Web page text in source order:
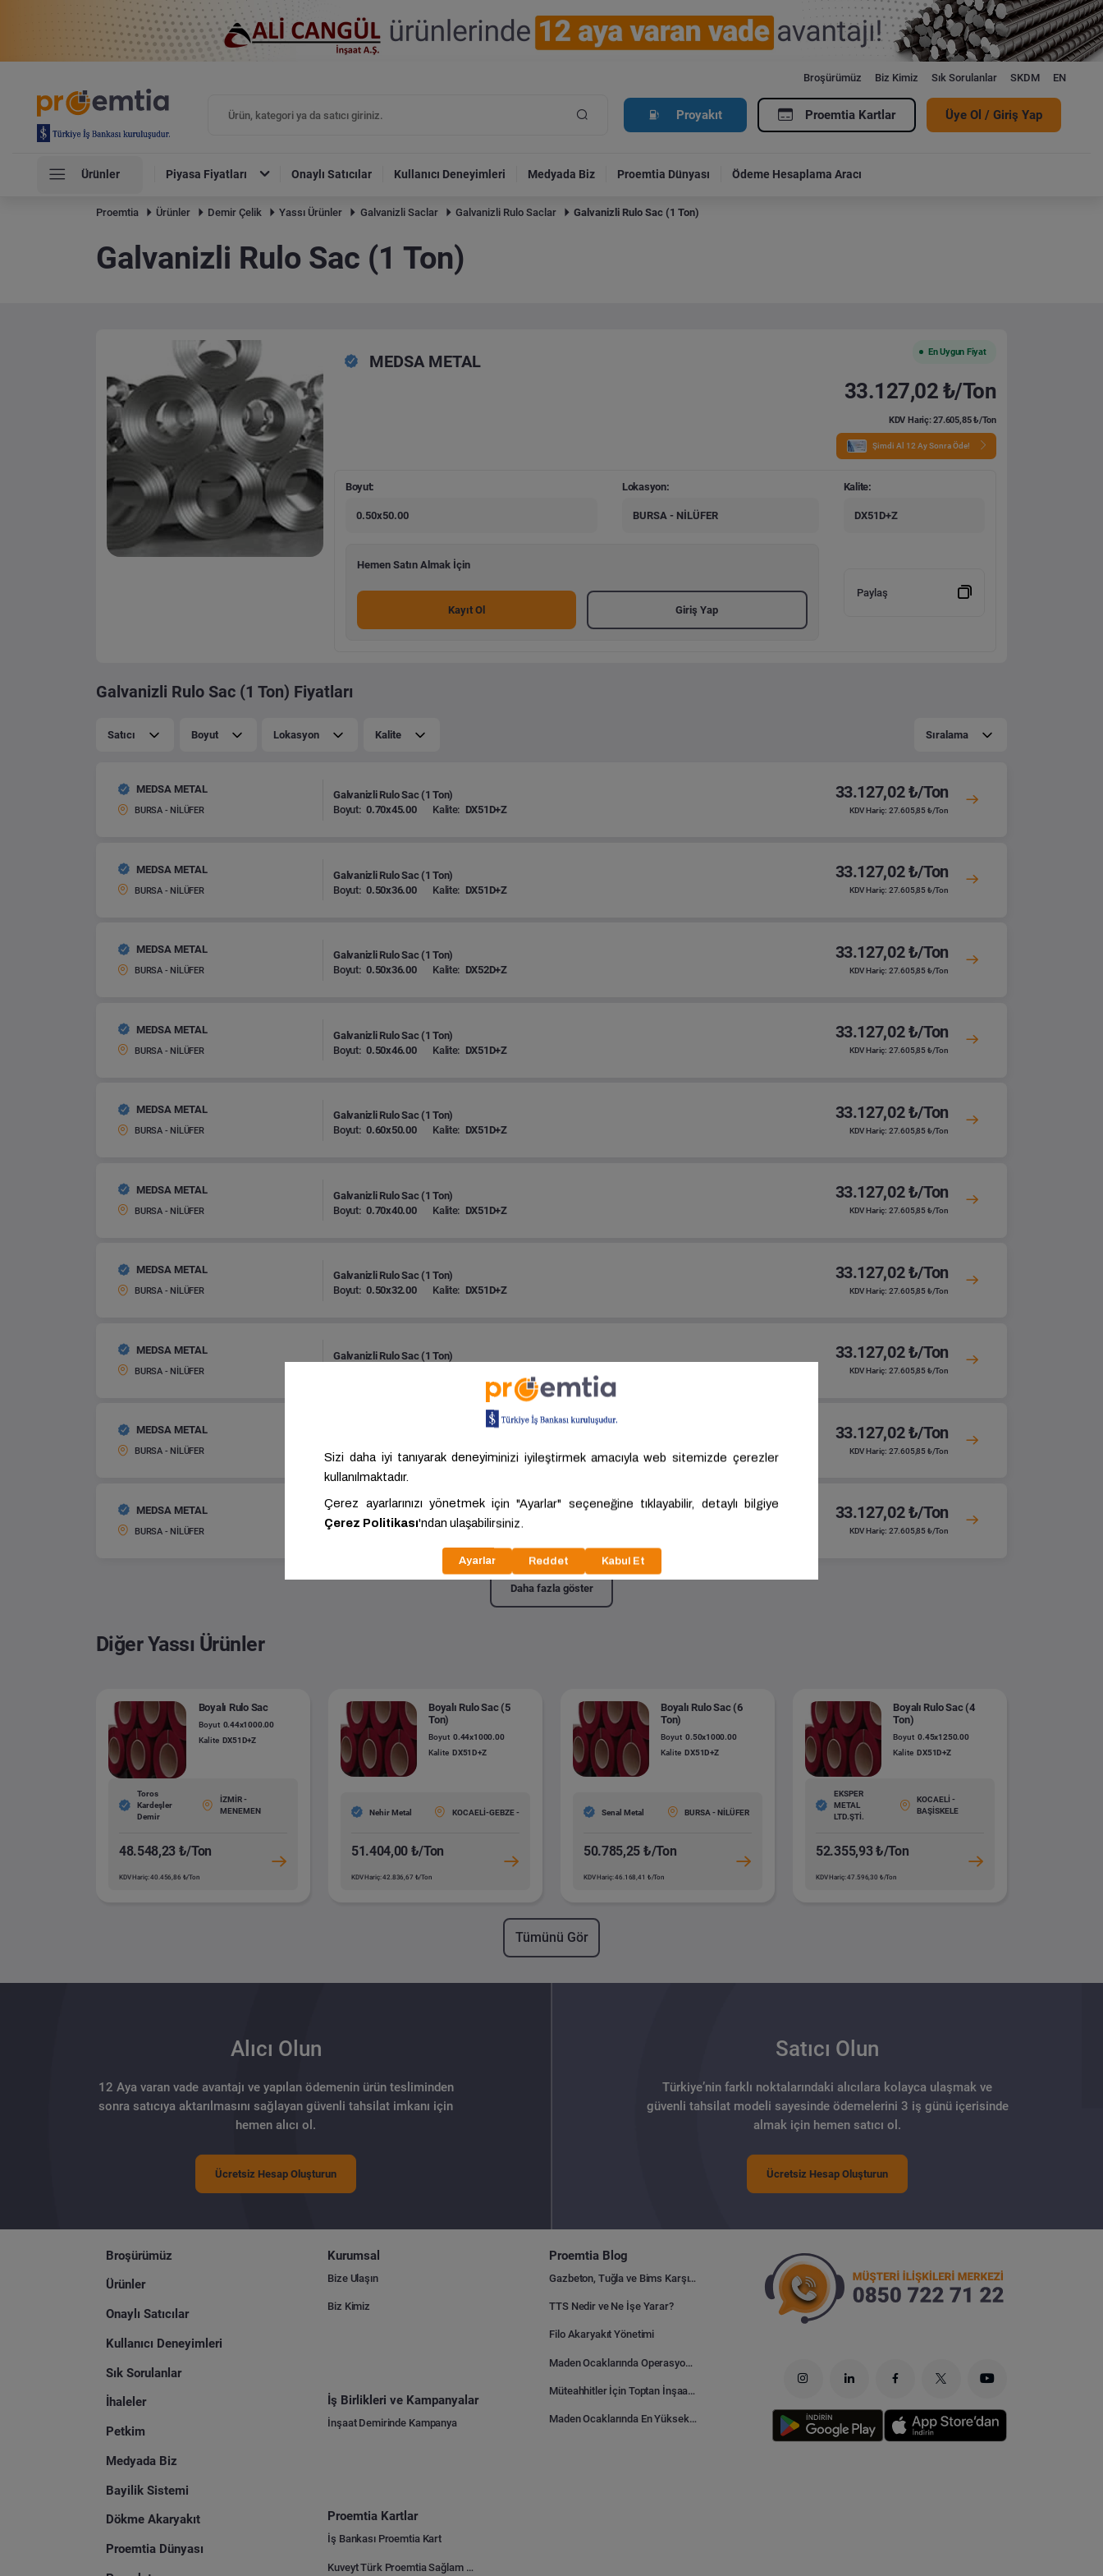
Broşürümüz Biz Kimiz Sık Sorulanlar SKDM EN
Proyakıt Proemtia Kartlar Üye Ol / Giriş Yap
Ürünler Piyasa Fiyatları Onaylı Satıcılar Kullanıcı Deneyimleri Medyada Biz Proemtia Dünyası Ödeme Hesaplama Aracı
Proemtia Ürünler Demir Çelik Yassı Ürünler Galvanizli Saclar Galvanizli Rulo Saclar Galvanizli Rulo Sac (1 Ton)
Galvanizli Rulo Sac (1 Ton)
MEDSA METAL
En Uygun Fiyat
33.127,02 ₺/Ton
KDV Hariç: 27.605,85 ₺/Ton
Şimdi Al 12 Ay Sonra Öde!
Boyut:
0.50x50.00
Lokasyon:
BURSA - NİLÜFER
Kalite:
DX51D+Z
Hemen Satın Almak İçin
Kayıt Ol Giriş Yap
Paylaş
Galvanizli Rulo Sac (1 Ton) Fiyatları
Satıcı Boyut Lokasyon Kalite Sıralama
MEDSA METAL
BURSA - NİLÜFER
Galvanizli Rulo Sac (1 Ton)
Boyut: 0.70x45.00 Kalite: DX51D+Z
33.127,02 ₺/Ton
KDV Hariç: 27.605,85 ₺/Ton
MEDSA METAL
BURSA - NİLÜFER
Galvanizli Rulo Sac (1 Ton)
Boyut: 0.50x36.00 Kalite: DX51D+Z
33.127,02 ₺/Ton
KDV Hariç: 27.605,85 ₺/Ton
MEDSA METAL
BURSA - NİLÜFER
Galvanizli Rulo Sac (1 Ton)
Boyut: 0.50x36.00 Kalite: DX52D+Z
33.127,02 ₺/Ton
KDV Hariç: 27.605,85 ₺/Ton
MEDSA METAL
BURSA - NİLÜFER
Galvanizli Rulo Sac (1 Ton)
Boyut: 0.50x46.00 Kalite: DX51D+Z
33.127,02 ₺/Ton
KDV Hariç: 27.605,85 ₺/Ton
MEDSA METAL
BURSA - NİLÜFER
Galvanizli Rulo Sac (1 Ton)
Boyut: 0.60x50.00 Kalite: DX51D+Z
33.127,02 ₺/Ton
KDV Hariç: 27.605,85 ₺/Ton
MEDSA METAL
BURSA - NİLÜFER
Galvanizli Rulo Sac (1 Ton)
Boyut: 0.70x40.00 Kalite: DX51D+Z
33.127,02 ₺/Ton
KDV Hariç: 27.605,85 ₺/Ton
MEDSA METAL
BURSA - NİLÜFER
Galvanizli Rulo Sac (1 Ton)
Boyut: 0.50x32.00 Kalite: DX51D+Z
33.127,02 ₺/Ton
KDV Hariç: 27.605,85 ₺/Ton
MEDSA METAL
BURSA - NİLÜFER
Galvanizli Rulo Sac (1 Ton)
33.127,02 ₺/Ton
KDV Hariç: 27.605,85 ₺/Ton
MEDSA METAL
BURSA - NİLÜFER
Boyut:
0.50x40.00 Kalite: DX51D+Z
33.127,02 ₺/Ton
KDV Hariç: 27.605,85 ₺/Ton
MEDSA METAL
BURSA - NİLÜFER
Galvanizli Rulo Sac (1 Ton)
Boyut:
0.60x44.00 Kalite: DX51D+Z
33.127,02 ₺/Ton
KDV Hariç: 27.605,85 ₺/Ton
Daha fazla göster
Diğer Yassı Ürünler
Boyalı Rulo Sac
Boyut 0.44x1000.00
Kalite DX51D+Z
Toros
Kardeşler
Demir
İZMİR -
MENEMEN
48.548,23 ₺/Ton
KDV Hariç: 40.456,86 ₺/Ton
Boyalı Rulo Sac (5
Ton)
Boyut 0.44x1000.00
Kalite DX51D+Z
Nehir Metal KOCAELİ-GEBZE -
51.404,00 ₺/Ton
KDV Hariç: 42.836,67 ₺/Ton
Boyalı Rulo Sac (6
Ton)
Boyut 0.50x1000.00
Kalite DX51D+Z
Senal Metal BURSA - NİLÜFER
50.785,25 ₺/Ton
KDV Hariç: 46.168,41 ₺/Ton
Boyalı Rulo Sac (4
Ton)
Boyut 0.45x1250.00
Kalite DX51D+Z
EKSPER
METAL
LTD.ŞTİ.
KOCAELİ -
BAŞİSKELE
52.355,93 ₺/Ton
KDV Hariç: 47.596,30 ₺/Ton
Tümünü Gör
Alıcı Olun
12 Aya varan vade avantajı ve yapılan ödemenin ürün tesliminden
sonra satıcıya aktarılmasını sağlayan güvenli tahsilat imkanı için
hemen alıcı ol.
Ücretsiz Hesap Oluşturun
Satıcı Olun
Türkiye’nin farklı noktalarındaki alıcılara kolayca ulaşmak ve
güvenli tahsilat modeli sayesinde ödemelerini 3 iş günü içerisinde
almak için hemen satıcı ol.
Ücretsiz Hesap Oluşturun
Broşürümüz
Ürünler
Onaylı Satıcılar
Kullanıcı Deneyimleri
Sık Sorulanlar
İhaleler
Petkim
Medyada Biz
Bayilik Sistemi
Dökme Akaryakıt
Proemtia Dünyası
Kurumsal
Bize Ulaşın
Biz Kimiz
İş Birlikleri ve Kampanyalar
İnşaat Demirinde Kampanya
Proemtia Kartlar
İş Bankası Proemtia Kart
Kuveyt Türk Proemtia Sağlam Bayi Kart
Proemtia Blog
Gazbeton, Tuğla ve Bims Karşılaştırması: Hangisi Daha Avantajlı?
TTS Nedir ve Ne İşe Yarar?
Filo Akaryakıt Yönetimi
Maden Ocaklarında Operasyonel Verimlilik Nasıl Arttırılır?
Müteahhitler İçin Toptan İnşaat Malzemesi Satın Alma Rehberi
Maden Ocaklarında En Yüksek Gider Kalemleri Nelerdir?